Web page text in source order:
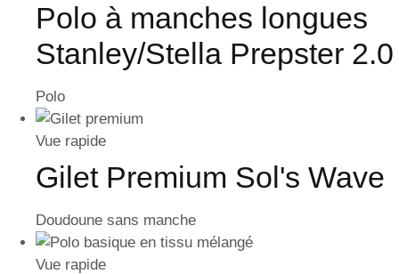
Polo à manches longues
Stanley/Stella Prepster 2.0
Polo
Vue rapide
Gilet Premium Sol's Wave
Doudoune sans manche
Vue rapide